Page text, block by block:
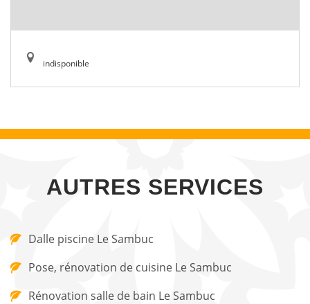
indisponible
AUTRES SERVICES
Dalle piscine Le Sambuc
Pose, rénovation de cuisine Le Sambuc
Rénovation salle de bain Le Sambuc